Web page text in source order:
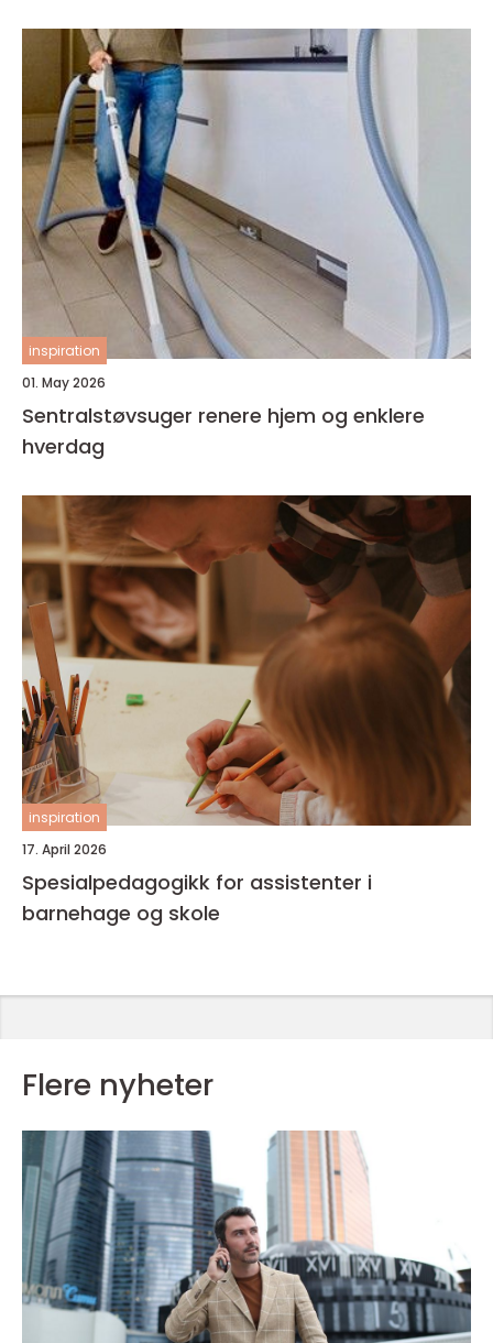
inspiration
01. May 2026
Sentralstøvsuger renere hjem og enklere
hverdag
inspiration
17. April 2026
Spesialpedagogikk for assistenter i
barnehage og skole
Flere nyheter